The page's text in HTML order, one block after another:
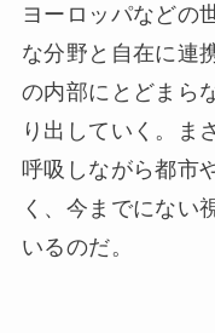
ヨーロッパなどの
な分野と自在に連
の内部にとどまら
り出していく。ま
呼吸しながら都市
く、今までにない
いるのだ。